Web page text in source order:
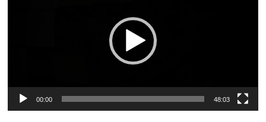
00:00 48:03